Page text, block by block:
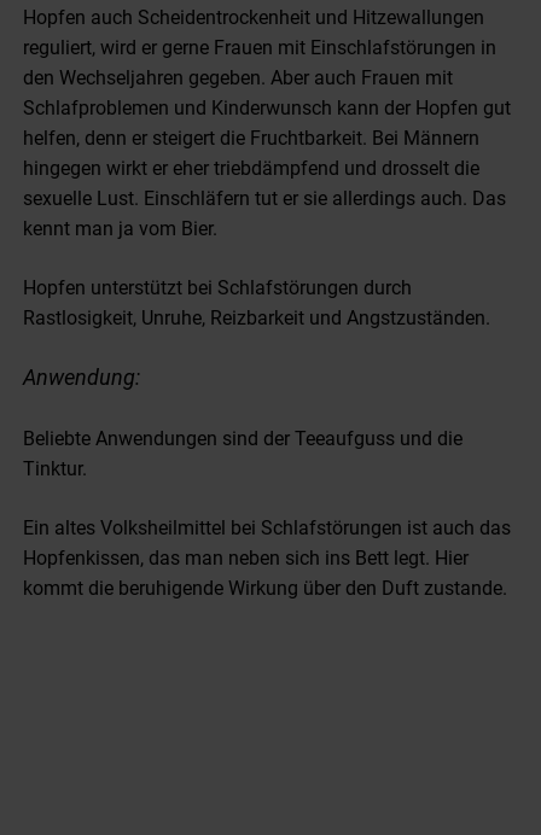
Hopfen auch Scheidentrockenheit und Hitzewallungen
reguliert, wird er gerne Frauen mit Einschlafstörungen in
den Wechseljahren gegeben. Aber auch Frauen mit
Schlafproblemen und Kinderwunsch kann der Hopfen gut
helfen, denn er steigert die Fruchtbarkeit. Bei Männern
hingegen wirkt er eher triebdämpfend und drosselt die
sexuelle Lust. Einschläfern tut er sie allerdings auch. Das
kennt man ja vom Bier.
Hopfen unterstützt bei Schlafstörungen durch
Rastlosigkeit, Unruhe, Reizbarkeit und Angstzuständen.
Anwendung:
Beliebte Anwendungen sind der Teeaufguss und die
Tinktur.
Ein altes Volksheilmittel bei Schlafstörungen ist auch das
Hopfenkissen, das man neben sich ins Bett legt. Hier
kommt die beruhigende Wirkung über den Duft zustande.